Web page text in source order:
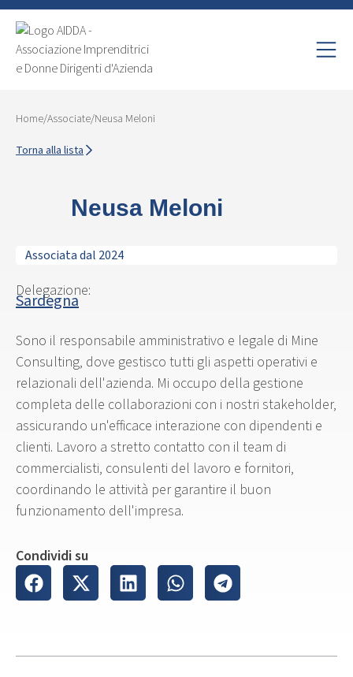
Home/Associate/Neusa Meloni
Torna alla lista
Neusa Meloni
Associata dal 2024
Delegazione:
Sardegna
Sono il responsabile amministrativo e legale di Mine
Consulting, dove gestisco tutti gli aspetti operativi e
relazionali dell'azienda. Mi occupo della gestione
completa delle collaborazioni con i nostri stakeholder,
assicurando un'efficace interazione con dipendenti e
clienti. Lavoro a stretto contatto con il team di
commercialisti, consulenti del lavoro e fornitori,
coordinando le attività per garantire il buon
funzionamento dell'impresa.
Condividi su